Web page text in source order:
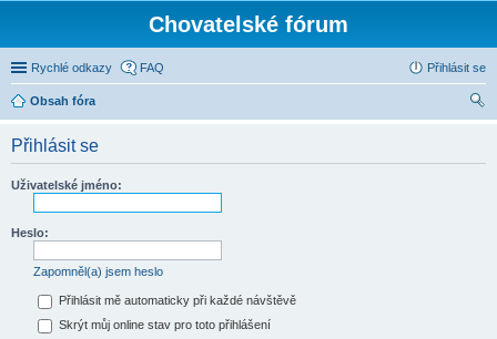
Chovatelské fórum
Rychlé odkazy FAQ Přihlásit se
Obsah fóra
Přihlásit se
Uživatelské jméno:
Heslo:
Zapomněl(a) jsem heslo
Přihlásit mě automaticky při každé návštěvě
Skrýt můj online stav pro toto přihlášení